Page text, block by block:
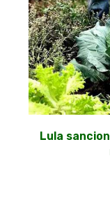
Lula